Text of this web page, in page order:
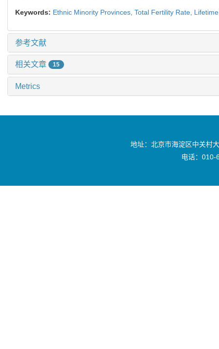
Keywords: Ethnic Minority Provinces, Total Fertility Rate,
参考文献
相关文章 15
Metrics
地址：北京市海淀区中关村
电话：